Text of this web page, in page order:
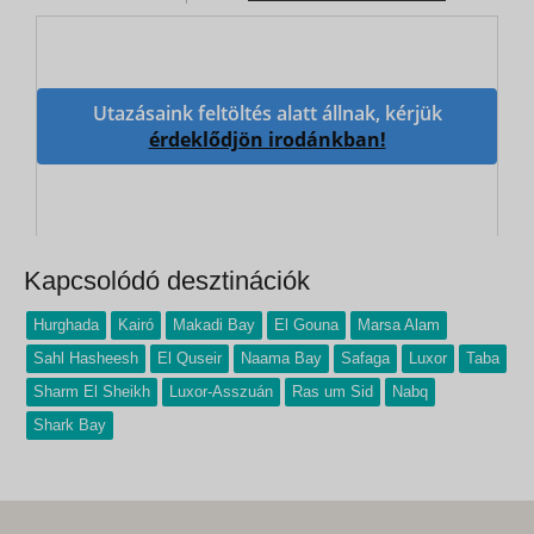
Utazásaink feltöltés alatt állnak, kérjük
érdeklődjön irodánkban!
Kapcsolódó desztinációk
Hurghada Kairó Makadi Bay El Gouna
Marsa Alam
Sahl Hasheesh
El Quseir Naama Bay Safaga Luxor
Taba
Sharm El Sheikh
Luxor-Asszuán Ras um Sid
Nabq
Shark Bay